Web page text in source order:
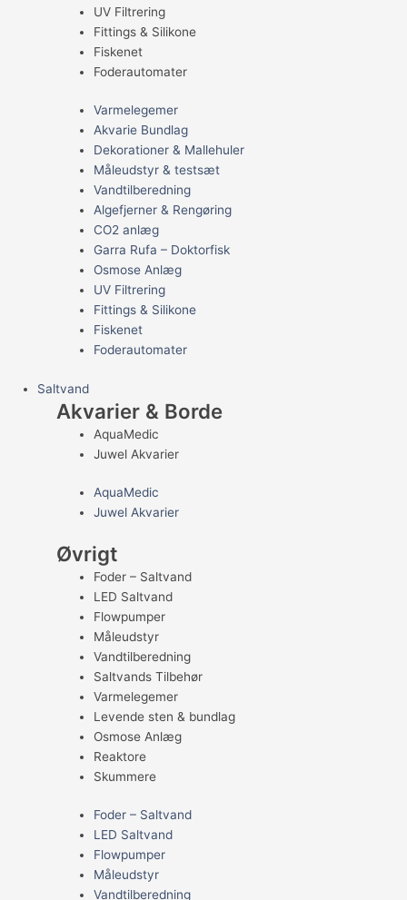
UV Filtrering
Fittings & Silikone
Fiskenet
Foderautomater
Varmelegemer
Akvarie Bundlag
Dekorationer & Mallehuler
Måleudstyr & testsæt
Vandtilberedning
Algefjerner & Rengøring
CO2 anlæg
Garra Rufa – Doktorfisk
Osmose Anlæg
UV Filtrering
Fittings & Silikone
Fiskenet
Foderautomater
Saltvand
Akvarier & Borde
AquaMedic
Juwel Akvarier
AquaMedic
Juwel Akvarier
Øvrigt
Foder – Saltvand
LED Saltvand
Flowpumper
Måleudstyr
Vandtilberedning
Saltvands Tilbehør
Varmelegemer
Levende sten & bundlag
Osmose Anlæg
Reaktore
Skummere
Foder – Saltvand
LED Saltvand
Flowpumper
Måleudstyr
Vandtilberedning